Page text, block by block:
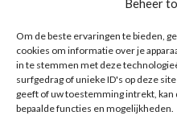
Beheer
Om de beste ervaringen te bieden,
cookies om informatie over je
in te stemmen met deze
surfgedrag of unieke ID's op deze
geeft of uw toestemming intrekt, kan
bepaalde functies en mogelijkheden.
E | info@hulplijnonline.nl
Contactformulier
Over Hulplijnonline.nl
Het team van Hulplijnonline.nl